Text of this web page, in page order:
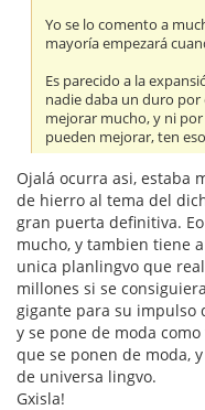
Yo se lo comento a
mayoría empezará
Es parecido a la
nadie daba un duro por
mejorar mucho, y ni
pueden mejorar, ten
Ojalá ocurra asi, estaba
de hierro al tema del
gran puerta definitiva.
mucho, y tambien tiene
unica planlingvo que
millones si se
gigante para su impulso
y se pone de moda
que se ponen de moda,
de universa lingvo.
Gxisla!